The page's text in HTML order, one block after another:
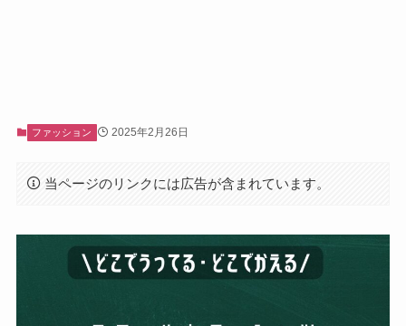
ファッション 2025年2月26日
当ページのリンクには広告が含まれています。